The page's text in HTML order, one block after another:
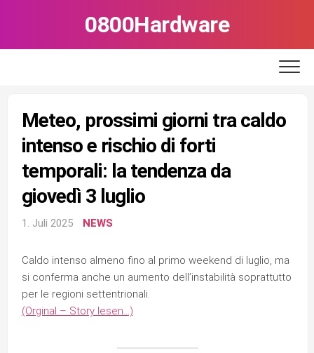
0800Hardware
Meteo, prossimi giorni tra caldo
intenso e rischio di forti
temporali: la tendenza da
giovedì 3 luglio
1. Juli 2025 NEWS
Caldo intenso almeno fino al primo weekend di luglio, ma
si conferma anche un aumento dell’instabilità soprattutto
per le regioni settentrionali.
(Orginal – Story lesen…)